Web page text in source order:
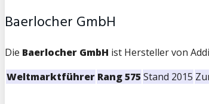
Baerlocher GmbH
Die Baerlocher GmbH ist Hersteller von
Weltmarktführer Rang 575 Stand 2015